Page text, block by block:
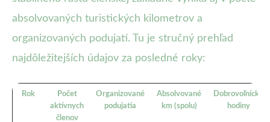
absolvovaných turistických kilometrov a
organizovaných podujatí. Tu je stručný prehľad
najdôležitejších údajov za posledné roky:
Rok
Počet
aktívnych
členov
Organizované
podujatia
Absolvované
km (spolu)
Dobrovoľnícke
hodiny